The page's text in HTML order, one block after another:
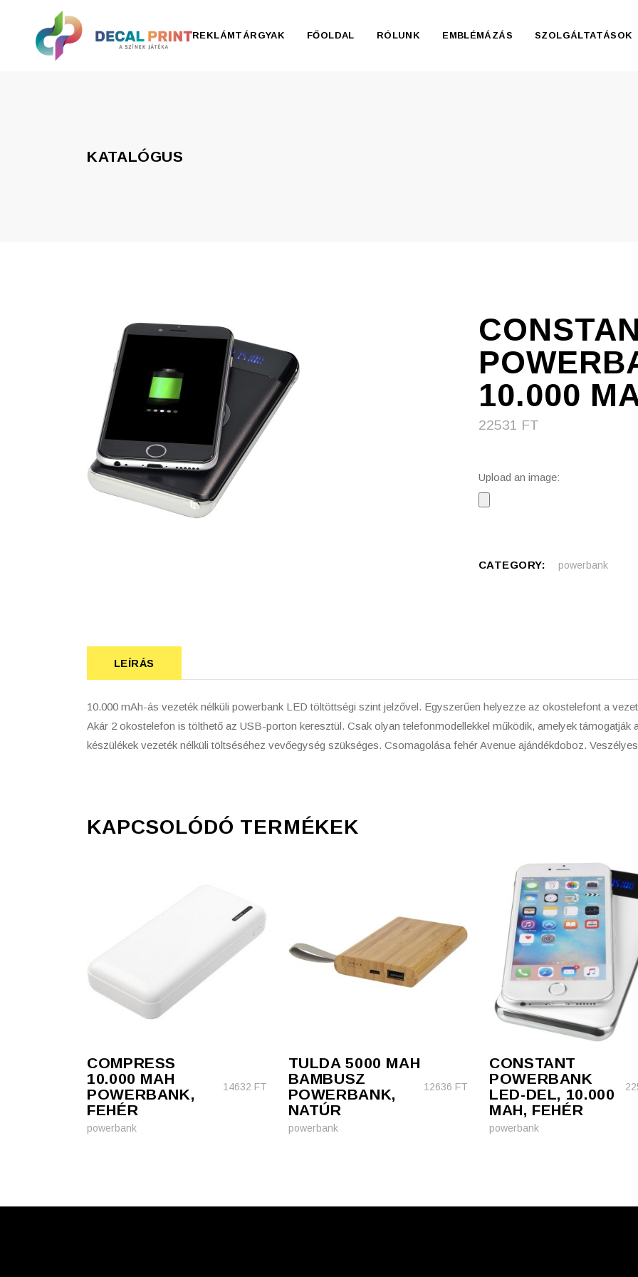
REKLÁMTÁRGYAK
Szépség, egészség
Szerelés, autó
Tárca, kulcstartó
Táska
FŐOLDAL RÓLUNK EMBLÉMÁZÁS SZOLGÁLTATÁSOK
KATALÓGUS
10.000
22531 FT
Upload an image:
CATEGORY: powerbank
LEÍRÁS
10.000 mAh-ás vezeték nélküli powerbank LED töltöttségi szint jelzővel. Egyszerűen helyezze az okostelefont a
Akár 2 okostelefon is tölthető az USB-porton keresztül. Csak olyan telefonmodellekkel működik, amelyek támogatják
készülékek vezeték nélküli töltséséhez vevőegység szükséges. Csomagolása fehér Avenue ajándékdoboz.
KAPCSOLÓDÓ TERMÉKEK
COMPRESS
10.000 MAH
POWERBANK,
FEHÉR
14632 FT
powerbank
TULDA 5000 MAH
BAMBUSZ
POWERBANK,
NATÚR
12636 FT
powerbank
CONSTANT
POWERBANK
LED-DEL, 10.000
MAH, FEHÉR
powerbank